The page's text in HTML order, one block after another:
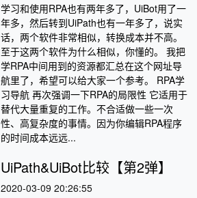
学习和使用RPA也有两年多了，UiBot用了一
年多，然后转到UiPath也有一年多了，说实
话，两个软件非常相似，转换成本并不高。
至于这两个软件为什么相似，你懂的。 我把
学RPA中间用到的资源都汇总在这个网址导
航里了，希望可以给大家一个参考。 RPA学
习导航 再次强调一下RPA的局限性 它适用于
替代大量重复的工作。不合适做一些一次
性、高复杂度的事情。因为你编辑RPA程序
的时间成本远远...
UiPath&UiBot比较【第2弹】
2020-03-09 20:26:55